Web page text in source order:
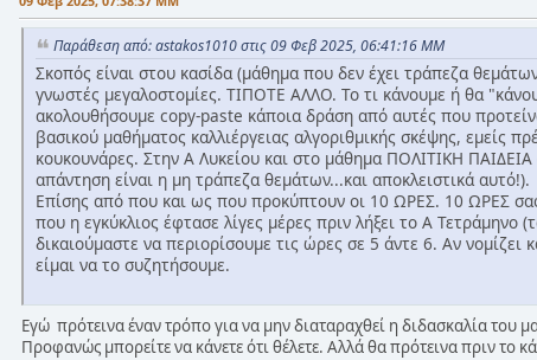
Παράθεση από: astakos1010 στις 09 Φεβ 2025, 06:41:16 ΜΜ
Σκοπός είναι στου κασίδα (μάθημα που δεν έχει τράπεζα
γνωστές μεγαλοστομίες. ΤΙΠΟΤΕ ΑΛΛΟ. Το τι κάνουμε ή θα
ακολουθήσουμε copy-paste κάποια δράση από αυτές που
βασικού μαθήματος καλλιέργειας αλγοριθμικής σκέψης, εμείς
κουκουνάρες. Στην Α Λυκείου και στο μάθημα ΠΟΛΙΤΙΚΗ
απάντηση είναι η μη τράπεζα θεμάτων...και αποκλειστικά αυτό!).
Επίσης από που και ως που προκύπτουν οι 10 ΩΡΕΣ. 10 ΩΡΕΣ
που η εγκύκλιος έφτασε λίγες μέρες πριν λήξει το Α
δικαιούμαστε να περιορίσουμε τις ώρες σε 5 άντε 6. Αν
είμαι να το συζητήσουμε.
Εγώ πρότεινα έναν τρόπο για να μην διαταραχθεί η διδασκαλία του
Προφανώς μπορείτε να κάνετε ότι θέλετε. Αλλά θα πρότεινα πριν το